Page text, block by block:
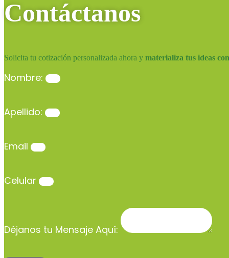
Contáctanos
Solicita tu cotización personalizada ahora y materializa tus ideas
Nombre:
Apellido:
Email
Celular
Déjanos tu Mensaje Aquí: